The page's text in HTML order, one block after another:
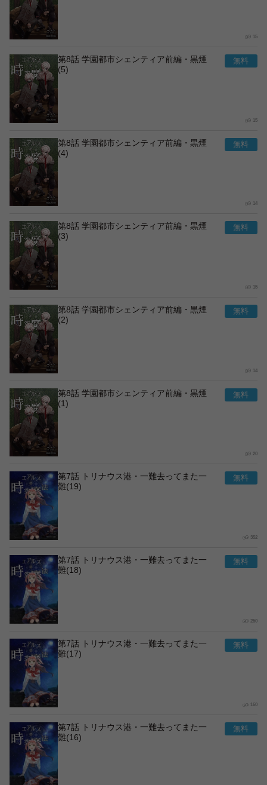
15
第8話 学園都市シェンティア前編・黒煙
(5)
15
第8話 学園都市シェンティア前編・黒煙
(4)
14
第8話 学園都市シェンティア前編・黒煙
(3)
15
第8話 学園都市シェンティア前編・黒煙
(2)
14
第8話 学園都市シェンティア前編・黒煙
(1)
20
第7話 トリナウス港・一難去ってまた一
難(19)
352
第7話 トリナウス港・一難去ってまた一
難(18)
250
第7話 トリナウス港・一難去ってまた一
難(17)
160
第7話 トリナウス港・一難去ってまた一
難(16)